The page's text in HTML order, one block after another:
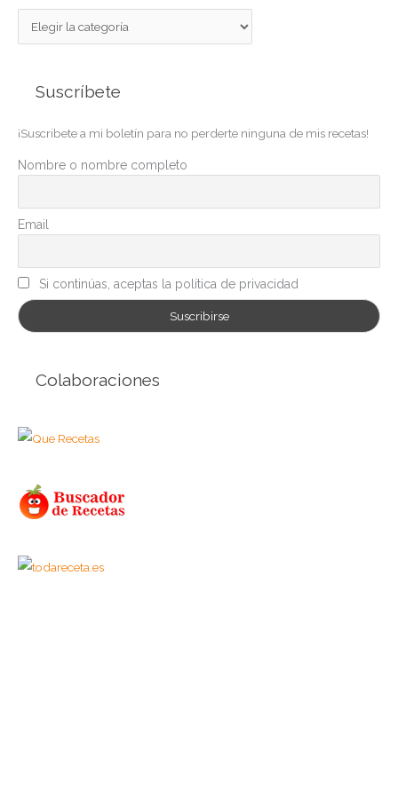
a
o
r
a
s
Suscríbete
¡Suscribete a mi boletín para no perderte ninguna de mis recetas!
Nombre o nombre completo
Email
Si continúas, aceptas la política de privacidad
Colaboraciones